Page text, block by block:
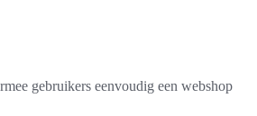
gebruikers eenvoudig een webshop